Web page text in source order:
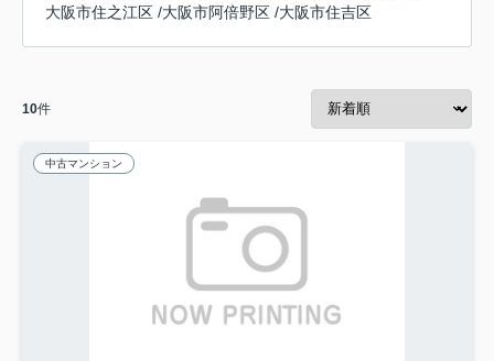
大阪市住之江区 /大阪市阿倍野区 /大阪市住吉区
10件
中古マンション